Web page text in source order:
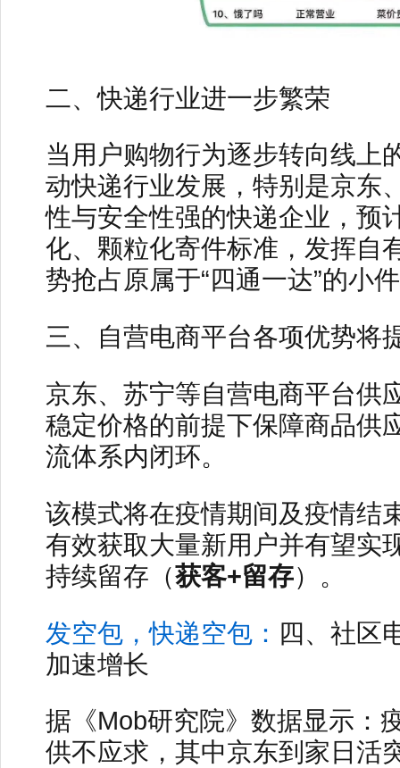
二、快递行业进一步繁荣
当用户购物行为逐步转向线上
动快递行业发展，特别是京东
性与安全性强的快递企业，预
化、颗粒化寄件标准，发挥自
势抢占原属于“四通一达”的小
三、自营电商平台各项优势将
京东、苏宁等自营电商平台供
稳定价格的前提下保障商品供
流体系内闭环。
该模式将在疫情期间及疫情结
有效获取大量新用户并有望实
持续留存（获客+留存）。
发空包，快递空包： 四、社区
加速增长
据《Mob研究院》数据显示：
供不应求，其中京东到家日活